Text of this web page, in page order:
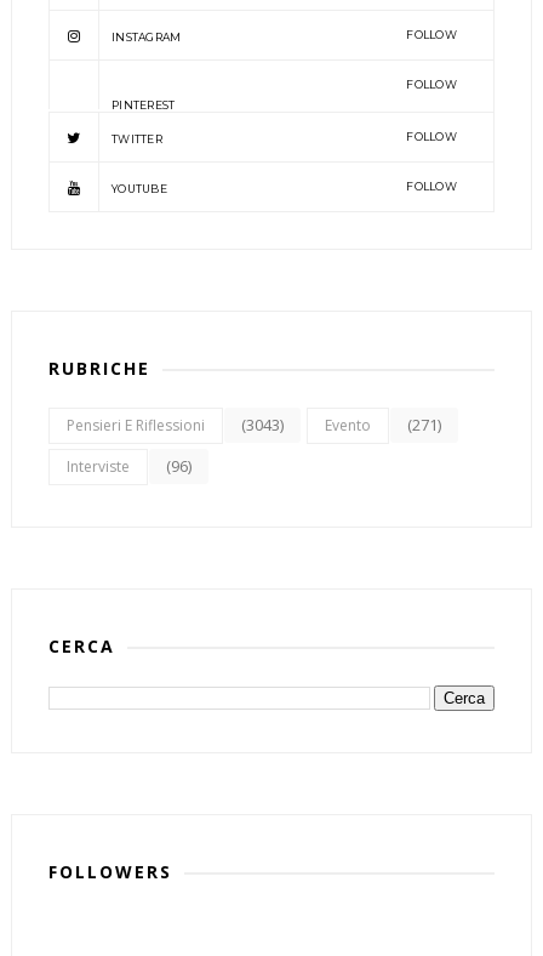
INSTAGRAM FOLLOW
PINTEREST
FOLLOW
TWITTER FOLLOW
YOUTUBE FOLLOW
RUBRICHE
Pensieri E Riflessioni (3043) Evento (271)
Interviste (96)
CERCA
FOLLOWERS